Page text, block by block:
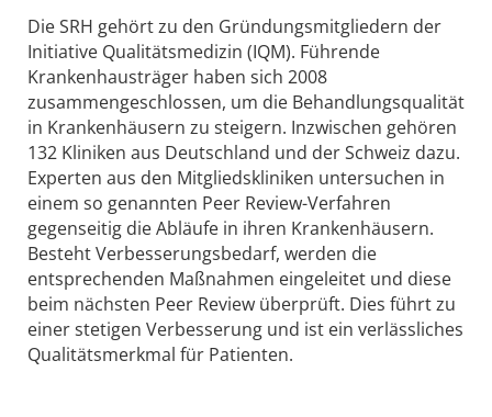
Die SRH gehört zu den Gründungsmitgliedern der
Initiative Qualitätsmedizin (IQM). Führende
Krankenhausträger haben sich 2008
zusammengeschlossen, um die Behandlungsqualität
in Krankenhäusern zu steigern. Inzwischen gehören
132 Kliniken aus Deutschland und der Schweiz dazu.
Experten aus den Mitgliedskliniken untersuchen in
einem so genannten Peer Review-Verfahren
gegenseitig die Abläufe in ihren Krankenhäusern.
Besteht Verbesserungsbedarf, werden die
entsprechenden Maßnahmen eingeleitet und diese
beim nächsten Peer Review überprüft. Dies führt zu
einer stetigen Verbesserung und ist ein verlässliches
Qualitätsmerkmal für Patienten.